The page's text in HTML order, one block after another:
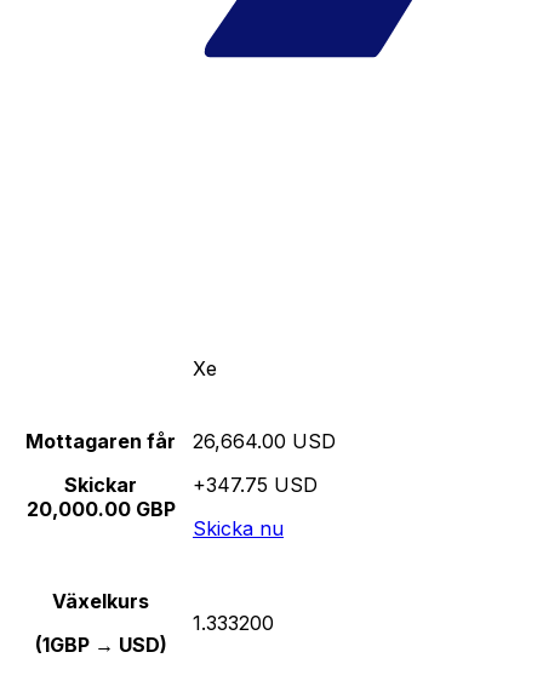
Xe
Mottagaren får
Skickar
20,000.00 GBP
26,664.00 USD
+347.75 USD
Skicka nu
Växelkurs
(1GBP → USD)
1.333200